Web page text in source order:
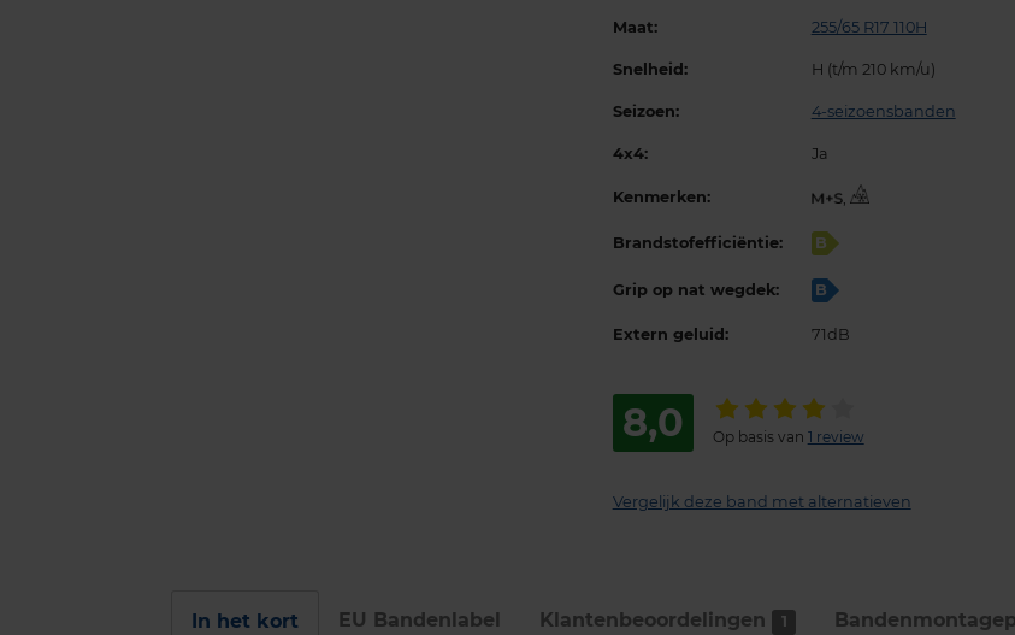
Maat: 255/65 R17 110H
Snelheid: H (t/m 210 km/u)
Seizoen: 4-seizoensbanden
4x4: Ja
Kenmerken: ,
Brandstofefficiëntie: B
Grip op nat wegdek: B
Extern geluid: 71dB
8,0 Op basis van 1 review
Vergelijk deze band met alternatieven
In het kort EU Bandenlabel Klantenbeoordelingen 1